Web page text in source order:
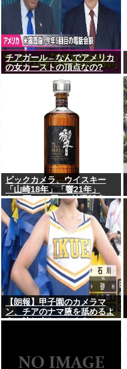
チアガール←なんでアメリカ
の女カーストの頂点なの?
ビックカメラ、ウイスキー
「山崎18年」「響21年」
を”6万7100円”で抽選販売
【朗報】甲子園のカメラマ
ン、チアのナマ腋を舐めるよ
うに映し出してしまう